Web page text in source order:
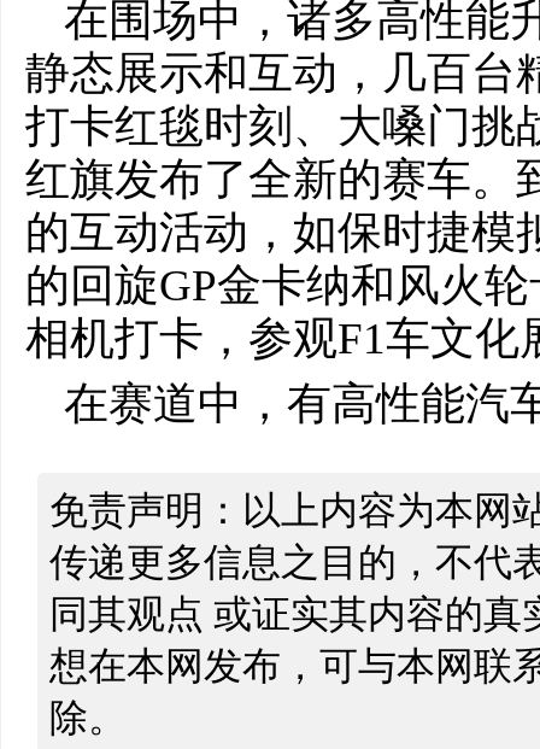
在围场中，诸多高性能
静态展示和互动，几百台
打卡红毯时刻、大嗓门挑
红旗发布了全新的赛车。
的互动活动，如保时捷模
的回旋GP金卡纳和风火
相机打卡，参观F1车文化
在赛道中，有高性能汽
免责声明：以上内容为本网
传递更多信息之目的，不代
同其观点 或证实其内容的
想在本网发布，可与本网联
除。